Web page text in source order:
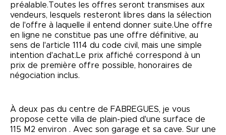
préalable.Toutes les offres seront transmises aux
vendeurs, lesquels resteront libres dans la sélection
de l'offre à laquelle il entend donner suite.Une offre
en ligne ne constitue pas une offre définitive, au
sens de l'article 1114 du code civil, mais une simple
intention d'achat.Le prix affiché correspond à un
prix de première offre possible, honoraires de
négociation inclus.
À deux pas du centre de FABREGUES, je vous
propose cette villa de plain-pied d'une surface de
115 M2 environ . Avec son garage et sa cave. Sur une